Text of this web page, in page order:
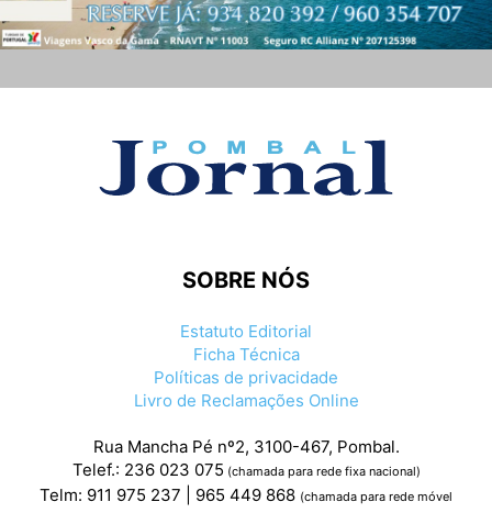
SOBRE NÓS
Estatuto Editorial
Ficha Técnica
Políticas de privacidade
Livro de Reclamações Online
Rua Mancha Pé nº2, 3100-467, Pombal.
Telef.: 236 023 075 (chamada para rede fixa nacional)
Telm: 911 975 237 | 965 449 868 (chamada para rede móvel